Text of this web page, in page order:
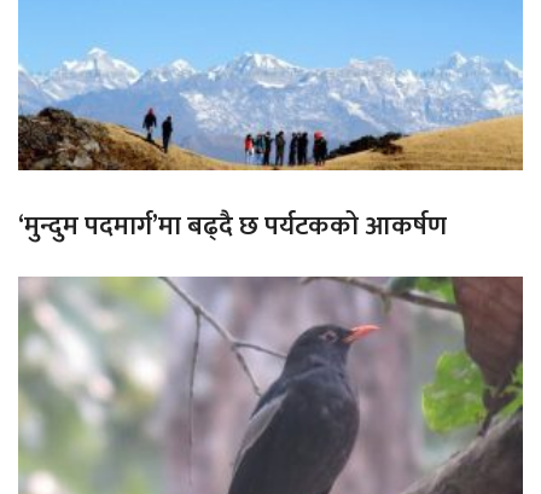
‘मुन्दुम पदमार्ग’मा बढ्दै छ पर्यटकको आकर्षण